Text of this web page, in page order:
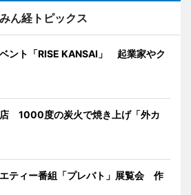
みん経トピックス
ント「RISE KANSAI」 起業家やク
1000度の炭火で焼き上げ「外カ
ティー番組「プレバト」展覧会 作